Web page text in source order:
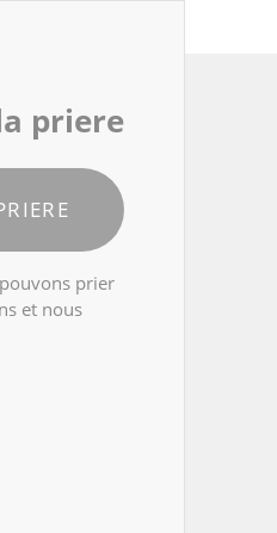
priere
prier
et nous